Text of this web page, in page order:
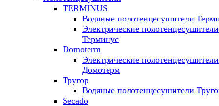
TERMINUS
Водяные полотенцесушители
Электрические полотенцесушители
Терминус
Domoterm
Электрические полотенцесушители
Домотерм
Тругор
Водяные полотенцесушители
Secado